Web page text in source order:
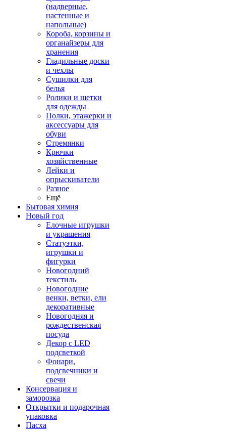
(надверные,
настенные и
напольные)
Короба, корзины и
органайзеры для
хранения
Гладильные доски
и чехлы
Сушилки для
белья
Ролики и щетки
для одежды
Полки, этажерки и
аксессуары для
обуви
Стремянки
Крючки
хозяйственные
Лейки и
опрыскиватели
Разное
Ещё
Бытовая химия
Новый год
Елочные игрушки
и украшения
Статуэтки,
игрушки и
фигурки
Новогодний
текстиль
Новогодние
венки, ветки, ели
декоративные
Новогодняя и
рождественская
посуда
Декор с LED
подсветкой
Фонари,
подсвечники и
свечи
Консервация и
заморозка
Открытки и подарочная
упаковка
Пасха